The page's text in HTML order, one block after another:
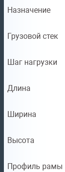
Назначение
Грузовой стек
Шаг нагрузки
Длина
Ширина
Высота
Профиль рамы